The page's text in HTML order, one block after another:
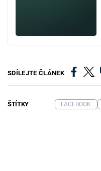
SDÍLEJTE ČLÁNEK
ŠTÍTKY FACEBOOK